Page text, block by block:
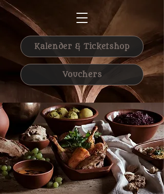
Vouchers
Kalender & Ticketshop